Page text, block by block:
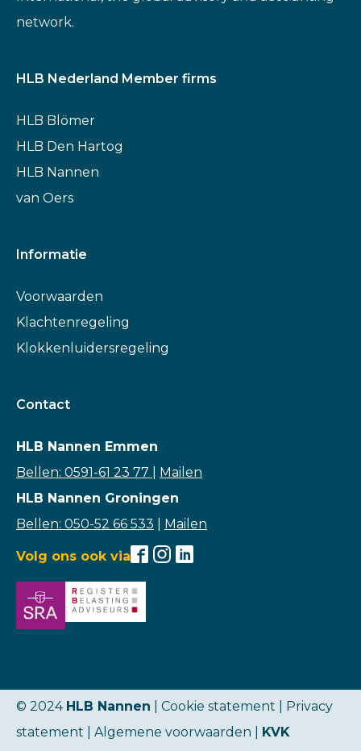
network.
HLB Nederland Member firms
HLB Blömer
HLB Den Hartog
HLB Nannen
van Oers
Informatie
Voorwaarden
Klachtenregeling
Klokkenluidersregeling
Contact
HLB Nannen Emmen
Bellen: 0591-61 23 77
Mailen
HLB Nannen Groningen
Bellen: 050-52 66 533
Mailen
Volg ons ook via
© 2024 HLB Nannen | Cookie statement | Privacy
statement
Algemene voorwaarden
KVK